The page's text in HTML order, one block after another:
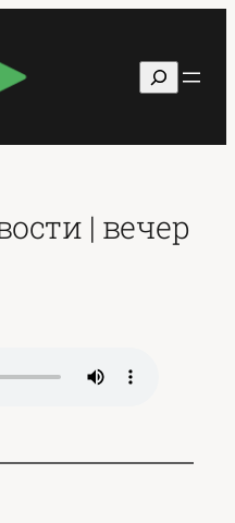
Поиск
| вечер